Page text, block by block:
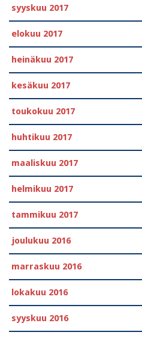
syyskuu 2017
elokuu 2017
heinäkuu 2017
kesäkuu 2017
toukokuu 2017
huhtikuu 2017
maaliskuu 2017
helmikuu 2017
tammikuu 2017
joulukuu 2016
marraskuu 2016
lokakuu 2016
syyskuu 2016